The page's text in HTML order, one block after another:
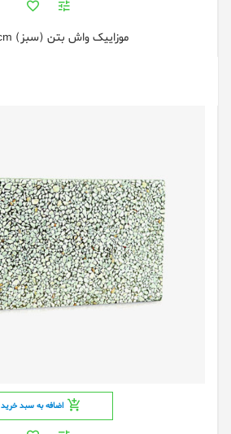
موزاییک واش بتن (سبز) 30x60cm
اضافه به سبد خرید